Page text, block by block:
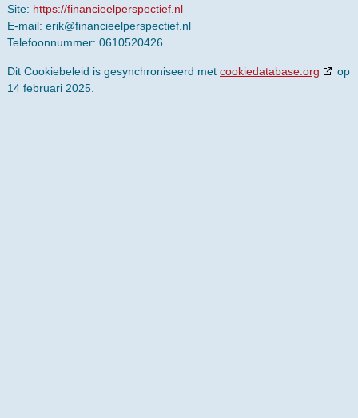
Site: https://financieelperspectief.nl
E-mail: erik@financieelperspectief.nl
Telefoonnummer: 0610520426
Dit Cookiebeleid is gesynchroniseerd met cookiedatabase.org
op
14 februari 2025.